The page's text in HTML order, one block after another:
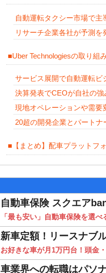
自動運転タクシー市場で
リサーチ企業各社が予測を
■Uber Technologiesの取り組
サービス展開で自動運転ビ
決算発表でCEOが自社の強
現地オペレーションや需要
20超の開発企業とパートナ
■【まとめ】配車プラットフ
自動車保険 スクエア
「最も安い」自動車保険を選べ
新車定額！リースナブ
お好きな車が月1万円台！頭金
車業界への転職はパソ